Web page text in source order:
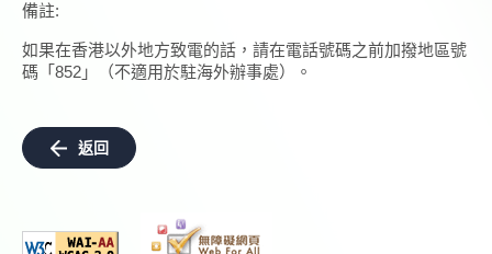
備註:
如果在香港以外地方致電的話，請在電話號碼之前加撥地區號
碼「852」（不適用於駐海外辦事處）。
返回